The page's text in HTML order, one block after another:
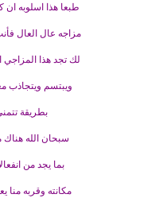
طبعا هذا اسلوبه ان
مزاجه عال العال
لك تجد هذا المزاجي
ويبتسم ويتجاذب
بطريقة
سبحان الله هناك
بما يجد من
مكانته وقربه منا